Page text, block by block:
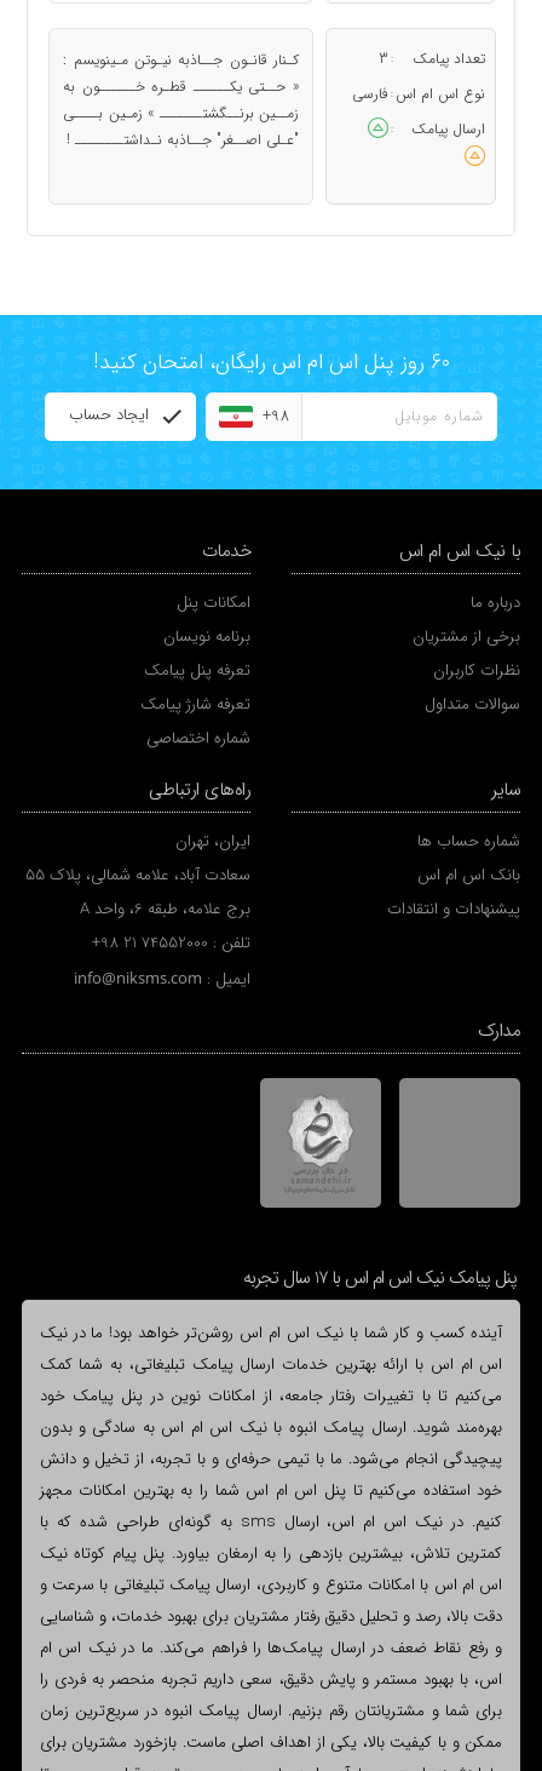
تعداد پیامک :
3
نوع اس ام اس : فارسی
ارسال پیامک
:
کـنار قانـون جــاذبه نیـوتن مـینویسم :
« حــتی یکــــــ قطـره خــــــون به
زمــین برنــگشتـــــــ » زمـین بــــی
"عـلی اصــغر" جــاذبه نـداشتــــــــ !
60 روز پنل اس ام اس رایگان، امتحان کنید!
+98 ایجاد حساب
با نیک اس ام اس
درباره ما
برخی از مشتریان
نظرات کاربران
سوالات متداول
خدمات
امکانات پنل
برنامه نویسان
تعرفه پنل پیامک
تعرفه شارژ پیامک
شماره اختصاصی
سایر
شماره حساب ها
بانک اس ام اس
پیشنهادات و انتقادات
راه‌های ارتباطی
ایران، تهران
سعادت آباد، علامه شمالی، پلاک 55
برج علامه، طبقه 6، واحد A
تلفن : +98 21 74552000
ایمیل : info@niksms.com
مدارک
پنل پیامک نیک اس ام اس با 17 سال تجربه
آینده کسب و کار شما با نیک اس ام اس روشن‌تر خواهد بود! ما در نیک
اس ام اس با ارائه بهترین خدمات ارسال پیامک تبلیغاتی، به شما کمک
می‌کنیم تا با تغییرات رفتار جامعه، از امکانات نوین در پنل پیامک خود
بهره‌مند شوید. ارسال پیامک انبوه با نیک اس ام اس به سادگی و بدون
پیچیدگی انجام می‌شود. ما با تیمی حرفه‌ای و با تجربه، از تخیل و دانش
خود استفاده می‌کنیم تا پنل اس ام اس شما را به بهترین امکانات مجهز
کنیم. در نیک اس ام اس، ارسال sms به گونه‌ای طراحی شده که با
کمترین تلاش، بیشترین بازدهی را به ارمغان بیاورد. پنل پیام کوتاه نیک
اس ام اس با امکانات متنوع و کاربردی، ارسال پیامک تبلیغاتی با سرعت و
دقت بالا، رصد و تحلیل دقیق رفتار مشتریان برای بهبود خدمات، و شناسایی
و رفع نقاط ضعف در ارسال پیامک‌ها را فراهم می‌کند. ما در نیک اس ام
اس، با بهبود مستمر و پایش دقیق، سعی داریم تجربه منحصر به فردی را
برای شما و مشتریانتان رقم بزنیم. ارسال پیامک انبوه در سریع‌ترین زمان
ممکن و با کیفیت بالا، یکی از اهداف اصلی ماست. بازخورد مشتریان برای